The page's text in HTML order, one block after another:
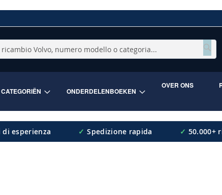
Cerca
CATEGORIËN ONDERDELENBOEKEN
OVER ONS
esperienza ✓ Spedizione rapida ✓ 50.000+